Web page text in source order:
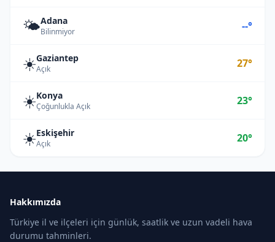
🌤️Adana
Bilinmiyor --°
☀️Gaziantep
Açık 27°
☀️Konya
Çoğunlukla Açık 23°
☀️Eskişehir
Açık 20°
Hakkımızda
Türkiye il ve ilçeleri için günlük, saatlik ve uzun vadeli hava
durumu tahminleri.